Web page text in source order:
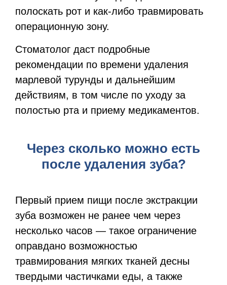
полоскать рот и как-либо травмировать
операционную зону.
Стоматолог даст подробные
рекомендации по времени удаления
марлевой турунды и дальнейшим
действиям, в том числе по уходу за
полостью рта и приему медикаментов.
Через сколько можно есть
после удаления зуба?
Первый прием пищи после экстракции
зуба возможен не ранее чем через
несколько часов — такое ограничение
оправдано возможностью
травмирования мягких тканей десны
твердыми частичками еды, а также